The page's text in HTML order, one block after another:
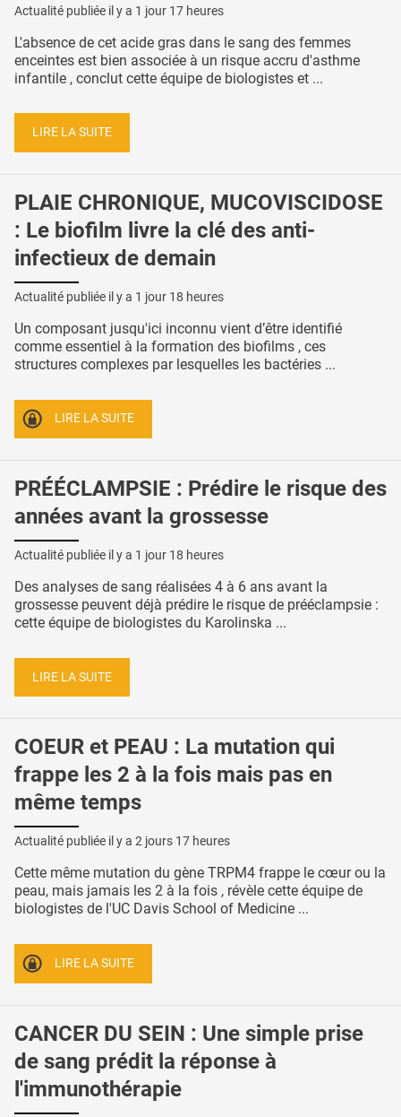
Actualité publiée il y a 1 jour 17 heures
L'absence de cet acide gras dans le sang des femmes
enceintes est bien associée à un risque accru d'asthme
infantile , conclut cette équipe de biologistes et ...
LIRE LA SUITE
PLAIE CHRONIQUE, MUCOVISCIDOSE
: Le biofilm livre la clé des anti-
infectieux de demain
Actualité publiée il y a 1 jour 18 heures
Un composant jusqu'ici inconnu vient d’être identifié
comme essentiel à la formation des biofilms , ces
structures complexes par lesquelles les bactéries ...
LIRE LA SUITE
PRÉÉCLAMPSIE : Prédire le risque des
années avant la grossesse
Actualité publiée il y a 1 jour 18 heures
Des analyses de sang réalisées 4 à 6 ans avant la
grossesse peuvent déjà prédire le risque de prééclampsie :
cette équipe de biologistes du Karolinska ...
LIRE LA SUITE
COEUR et PEAU : La mutation qui
frappe les 2 à la fois mais pas en
même temps
Actualité publiée il y a 2 jours 17 heures
Cette même mutation du gène TRPM4 frappe le cœur ou la
peau, mais jamais les 2 à la fois , révèle cette équipe de
biologistes de l'UC Davis School of Medicine ...
LIRE LA SUITE
CANCER DU SEIN : Une simple prise
de sang prédit la réponse à
l'immunothérapie